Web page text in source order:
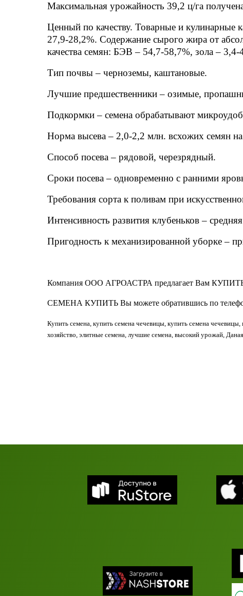
Максимальная урожайность 39,2 ц/га
Ценный по качеству. Товарные и кулинарные
27,9-28,2%. Содержание сырого жира от
качества семян: БЭВ – 54,7-58,7%, зола –
Тип почвы – черноземы, каштановые.
Лучшие предшественники – озимые,
Подкормки – семена обрабатывают
Норма высева – 2,0-2,2 млн. всхожих семян на
Способ посева – рядовой, черезрядный.
Сроки посева – одновременно с ранними
Требования сорта к поливам при
Интенсивность развития клубеньков –
Пригодность к механизированной уборке –
Компания ООО АГРОАСТРА предлагает Вам
СЕМЕНА КУПИТЬ Вы можете обратившись по
Купить семена, купить семена чечевицы, купить семена
хозяйство, элитные семена, лучшие семена, высокий урожай, Даная